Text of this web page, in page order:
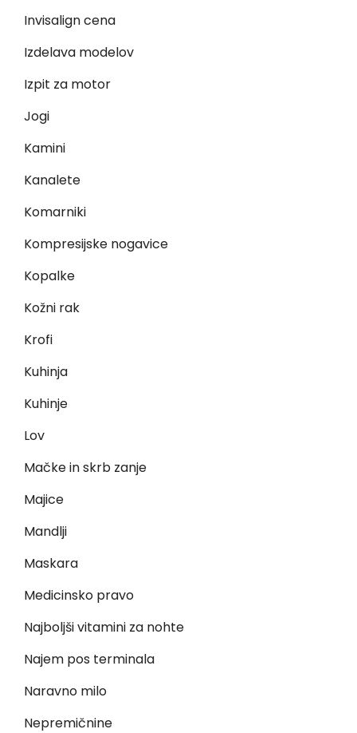
Invisalign cena
Izdelava modelov
Izpit za motor
Jogi
Kamini
Kanalete
Komarniki
Kompresijske nogavice
Kopalke
Kožni rak
Krofi
Kuhinja
Kuhinje
Lov
Mačke in skrb zanje
Majice
Mandlji
Maskara
Medicinsko pravo
Najboljši vitamini za nohte
Najem pos terminala
Naravno milo
Nepremičnine